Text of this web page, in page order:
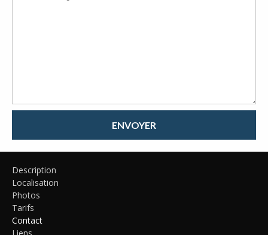
ENVOYER
Description
Localisation
Photos
Tarifs
Contact